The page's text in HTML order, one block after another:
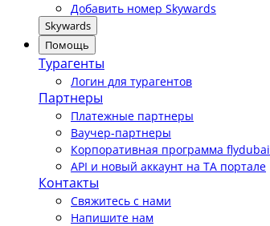
Добавить номер Skywards
Skywards
Помощь
Турагенты
Логин для турагентов
Партнеры
Платежные партнеры
Ваучер-партнеры
Корпоративная программа flydubai
API и новый аккаунт на TA портале
Контакты
Свяжитесь с нами
Напишите нам